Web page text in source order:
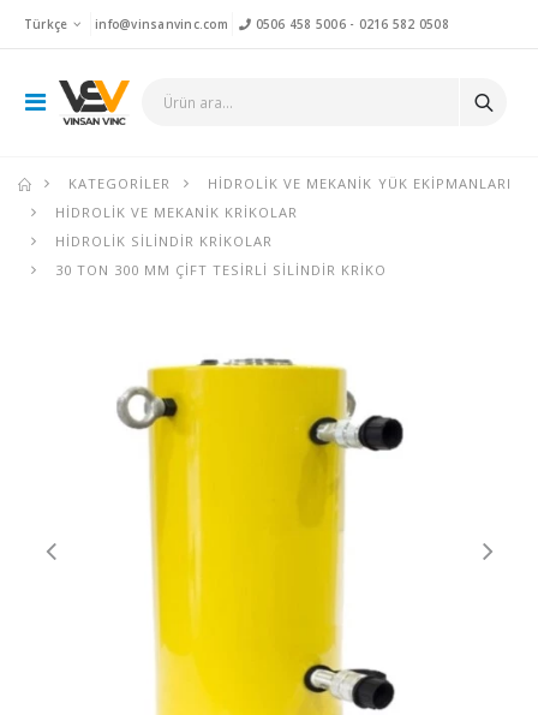
Türkçe info@vinsanvinc.com 0506 458 5006- 0216 582 0508
KATEGORILER
HIDROLIK VE MEKANIK YÜK EKIPMANLARI
HIDROLIK VE MEKANIK KRIKOLAR
HIDROLIK SILINDIR KRIKOLAR
30 TON 300 MM ÇIFT TESIRLI SILINDIR KRIKO